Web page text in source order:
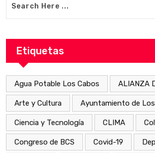
Etiquetas
Agua Potable Los Cabos ALIANZA
Arte y Cultura Ayuntamiento de
Ciencia y Tecnología CLIMA
Congreso de BCS Covid-19